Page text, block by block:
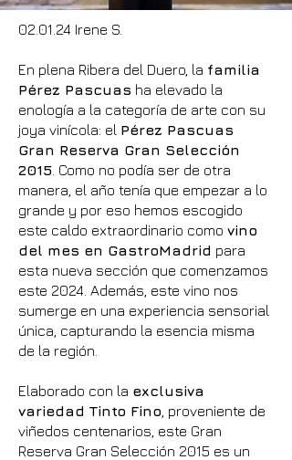
02.01.24 Irene S.
En plena Ribera del Duero, la familia
Pérez Pascuas ha elevado la
enología a la categoría de arte con su
joya vinícola: el Pérez Pascuas
Gran Reserva Gran Selección
2015 . Como no podía ser de otra
manera, el año tenía que empezar a lo
grande y por eso hemos escogido
este caldo extraordinario como vino
del mes en GastroMadrid para
esta nueva sección que comenzamos
este 2024. Además, este vino nos
sumerge en una experiencia sensorial
única, capturando la esencia misma
de la región.
Elaborado con la exclusiva
variedad Tinto Fino , proveniente de
viñedos centenarios, este Gran
Reserva Gran Selección 2015 es un